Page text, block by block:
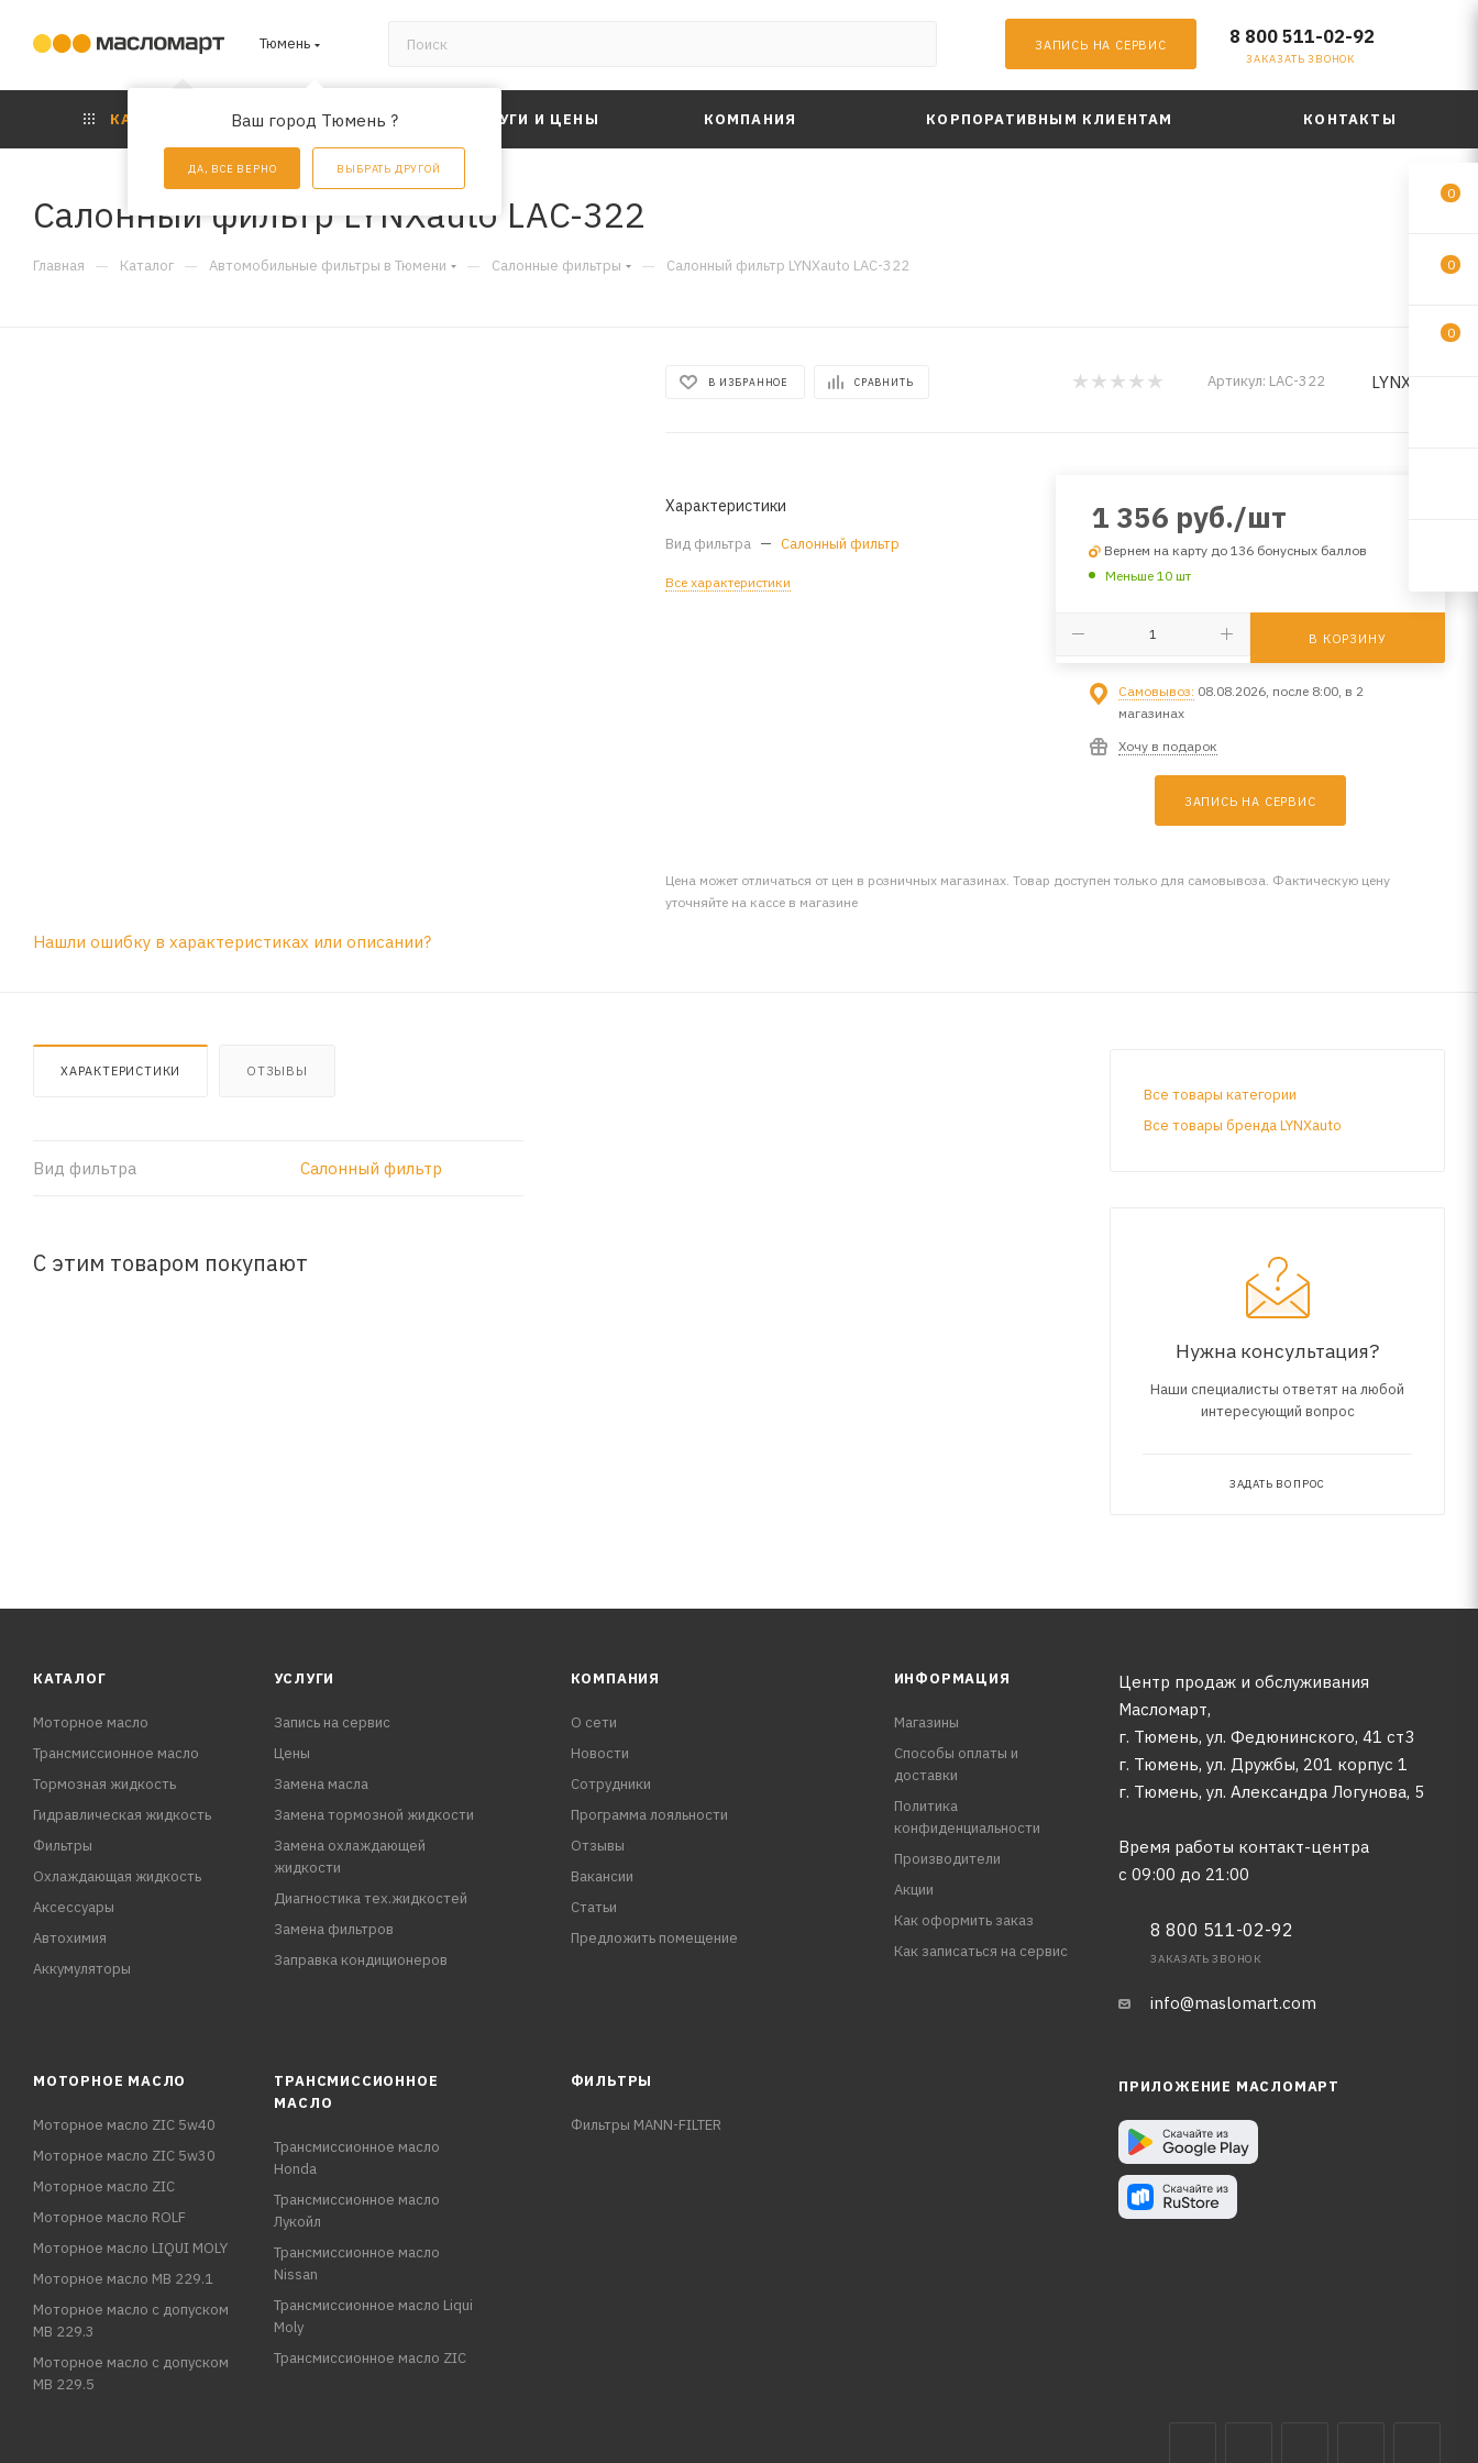
Тюмень
Ваш город Тюмень ?
ДА, ВСЕ ВЕРНО ВЫБРАТЬ ДРУГОЙ
ЗАПИСЬ НА СЕРВИС 8 800 511-02-92
ЗАКАЗАТЬ ЗВОНОК
КАТАЛОГ АКЦИИ УСЛУГИ И ЦЕНЫ КОМПАНИЯ КОРПОРАТИВНЫМ КЛИЕНТАМ КОНТАКТЫ
Салонный фильтр LYNXauto LAC-322
Главная — Каталог — Автомобильные фильтры в Тюмени — Салонные фильтры — Салонный фильтр LYNXauto LAC-322
В ИЗБРАННОЕ СРАВНИТЬ Артикул: LAC-322 LYNXauto
Характеристики
Вид фильтра — Салонный фильтр
Все характеристики
1 356 руб./шт
Вернем на карту до 136 бонусных баллов
Меньше 10 шт
В КОРЗИНУ
Самовывоз: 08.08.2026, после 8:00, в 2
магазинах
Хочу в подарок
ЗАПИСЬ НА СЕРВИС
Цена может отличаться от цен в розничных магазинах. Товар доступен только для самовывоза. Фактическую цену
уточняйте на кассе в магазине
Нашли ошибку в характеристиках или описании?
ХАРАКТЕРИСТИКИ ОТЗЫВЫ
Вид фильтра Салонный фильтр
С этим товаром покупают
Все товары категории
Все товары бренда LYNXauto
Нужна консультация?
Наши специалисты ответят на любой
интересующий вопрос
ЗАДАТЬ ВОПРОС
КАТАЛОГ
Моторное масло
Трансмиссионное масло
Тормозная жидкость
Гидравлическая жидкость
Фильтры
Охлаждающая жидкость
Аксессуары
Автохимия
Аккумуляторы
УСЛУГИ
Запись на сервис
Цены
Замена масла
Замена тормозной жидкости
Замена охлаждающей
жидкости
Диагностика тех.жидкостей
Замена фильтров
Заправка кондиционеров
КОМПАНИЯ
О сети
Новости
Сотрудники
Программа лояльности
Отзывы
Вакансии
Статьи
Предложить помещение
ИНФОРМАЦИЯ
Магазины
Способы оплаты и
доставки
Политика
конфиденциальности
Производители
Акции
Как оформить заказ
Как записаться на сервис
Центр продаж и обслуживания
Масломарт,
г. Тюмень, ул. Федюнинского, 41 ст3
г. Тюмень, ул. Дружбы, 201 корпус 1
г. Тюмень, ул. Александра Логунова, 5
Время работы контакт-центра
с 09:00 до 21:00
8 800 511-02-92
ЗАКАЗАТЬ ЗВОНОК
info@maslomart.com
МОТОРНОЕ МАСЛО
Моторное масло ZIC 5w40
Моторное масло ZIC 5w30
Моторное масло ZIC
Моторное масло ROLF
Моторное масло LIQUI MOLY
Моторное масло MB 229.1
Моторное масло с допуском
MB 229.3
Моторное масло с допуском
MB 229.5
ТРАНСМИССИОННОЕ
МАСЛО
Трансмиссионное масло
Honda
Трансмиссионное масло
Лукойл
Трансмиссионное масло
Nissan
Трансмиссионное масло Liqui
Moly
Трансмиссионное масло ZIC
ФИЛЬТРЫ
Фильтры MANN-FILTER
ПРИЛОЖЕНИЕ МАСЛОМАРТ
0
0
0